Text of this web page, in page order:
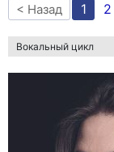
< Назад 1 2
Вокальный цикл